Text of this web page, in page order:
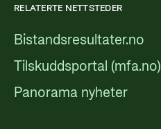
RELATERTE NETTSTEDER
Bistandsresultater.no
Tilskuddsportal (mfa.no)
Panorama nyheter